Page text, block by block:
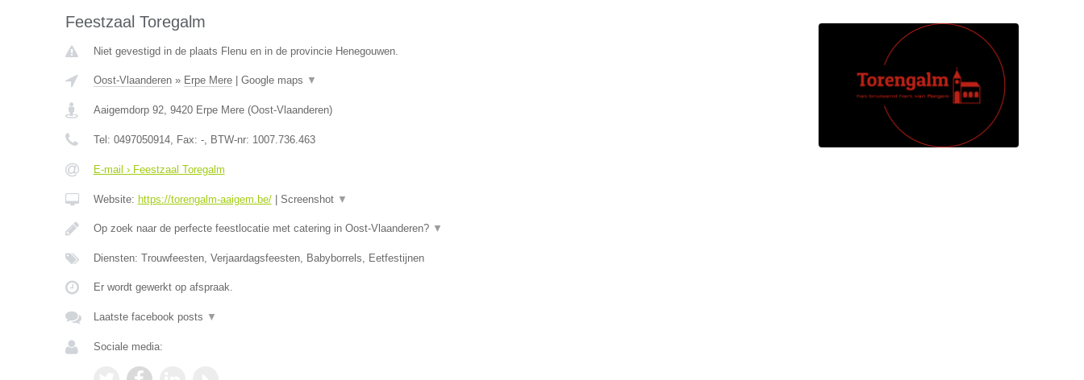
Feestzaal Toregalm
Niet gevestigd in de plaats Flenu en in de provincie Henegouwen.
Oost-Vlaanderen» Erpe Mere| Google maps ▼
Aaigemdorp 92, 9420 Erpe Mere(Oost-Vlaanderen)
Tel: 0497050914, Fax: -, BTW-nr: 1007.736.463
E-mail › Feestzaal Toregalm
Website: https://torengalm-aaigem.be/| Screenshot ▼
Op zoek naar de perfecte feestlocatie met catering in Oost-Vlaanderen? ▼
Diensten: Trouwfeesten, Verjaardagsfeesten, Babyborrels, Eetfestijnen
Er wordt gewerkt op afspraak.
Laatste facebook posts ▼
Sociale media: